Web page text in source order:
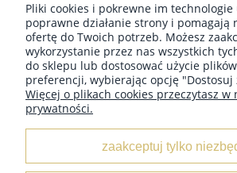
POMOC
MOJE KONTO
PŁATNOŚCI I
Pliki cookies i pokrewne im
poprawne działanie strony i pomagają
ofertę do Twoich potrzeb. Możesz
wykorzystanie przez nas wszystkich
do sklepu lub dostosować użycie
preferencji, wybierając opcję "Dostosuj
Więcej o plikach cookies przeczytasz w
prywatności.
zaakceptuj tylko